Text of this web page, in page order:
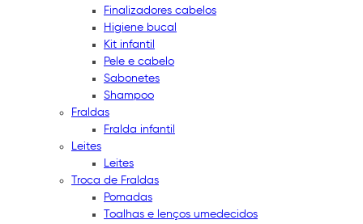
Finalizadores cabelos
Higiene bucal
Kit infantil
Pele e cabelo
Sabonetes
Shampoo
Fraldas
Fralda infantil
Leites
Leites
Troca de Fraldas
Pomadas
Toalhas e lenços umedecidos